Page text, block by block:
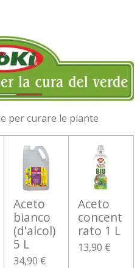
per curare le piante
Aceto
bianco
(d'alcol)
5 L
34,90 €
Aceto
concent
rato 1 L
13,90 €